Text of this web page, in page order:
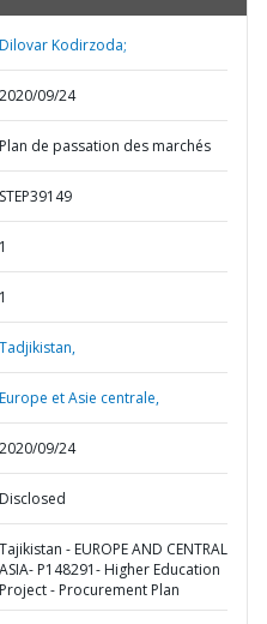
Dilovar Kodirzoda;
2020/09/24
Plan de passation des marchés
STEP39149
1
1
Tadjikistan,
Europe et Asie centrale,
2020/09/24
Disclosed
Tajikistan - EUROPE AND CENTRAL
ASIA- P148291- Higher Education
Project - Procurement Plan